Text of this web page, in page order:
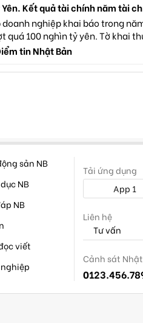
Kết quả tài chính năm tài
nghiệp khai báo trong
100 nghìn tỷ yên. Tờ khai
tin Nhật Bản
sản NB
NB
NB
viết
Tải ứng dụng
App 1
Liên hệ
Tư vấn
Cảnh sát Nhật